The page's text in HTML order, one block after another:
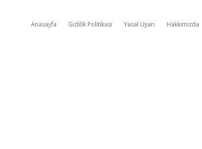
Anasayfa Gizlilik Politikası Yasal Uyarı Hakkımızda